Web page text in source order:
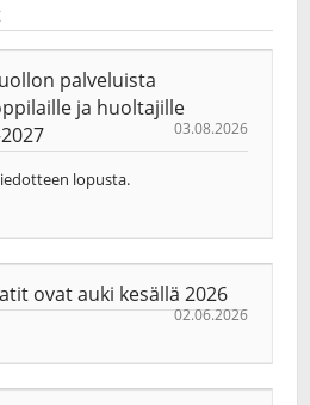
palveluista
ja huoltajille
03.08.2026
lopusta.
ovat auki kesällä 2026
02.06.2026